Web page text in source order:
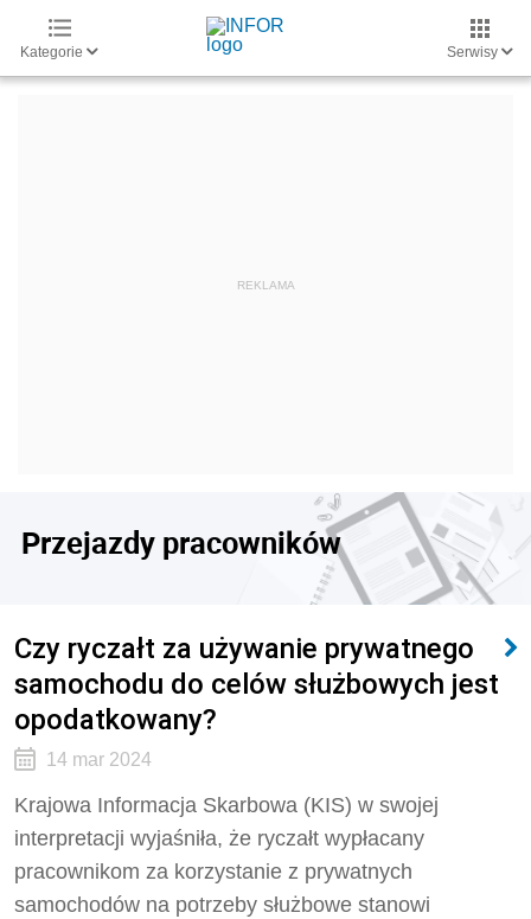
Kategorie Serwisy
Przejazdy pracowników
Czy ryczałt za używanie prywatnego
samochodu do celów służbowych jest
opodatkowany?
14 mar 2024
Krajowa Informacja Skarbowa (KIS) w swojej
interpretacji wyjaśniła, że ryczałt wypłacany
pracownikom za korzystanie z prywatnych
samochodów na potrzeby służbowe stanowi